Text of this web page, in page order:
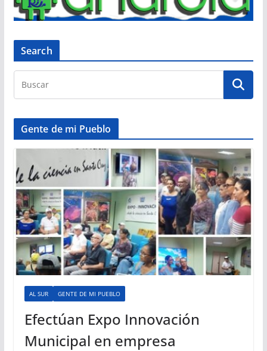
Search
Gente de mi Pueblo
AL SUR GENTE DE MI PUEBLO
Efectúan Expo Innovación
Municipal en empresa